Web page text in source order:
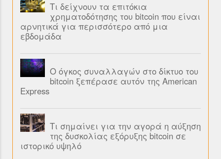
Τι δείχνουν τα επιτόκια
χρηματοδότησης του bitcoin που είναι
αρνητικά για περισσότερο από μια
εβδομάδα
Ο όγκος συναλλαγών στο δίκτυο του
bitcoin ξεπέρασε αυτόν της American
Express
Τι σημαίνει για την αγορά η αύξηση
της δυσκολίας εξόρυξης bitcoin σε
ιστορικό υψηλό